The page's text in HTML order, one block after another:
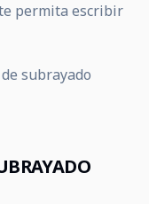
permita escribir
subrayado